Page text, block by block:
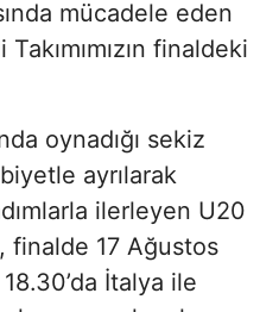
mücadele eden
finaldeki
oynadığı sekiz
ayrılarak
ilerleyen U20
finalde 17 Ağustos
İtalya ile